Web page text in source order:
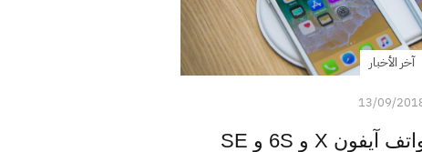
آخر الأخبار
13/09/
آبل توقف إنتاج هواتف آيفون X و 6S و SE